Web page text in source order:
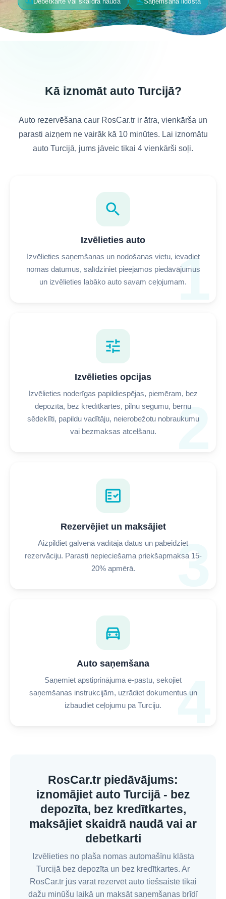
Kā iznomāt auto Turcijā?
Auto rezervēšana caur RosCar.tr ir ātra, vienkārša un
parasti aizņem ne vairāk kā 10 minūtes. Lai iznomātu
auto Turcijā, jums jāveic tikai 4 vienkārši soļi.
1
search
Izvēlieties auto
Izvēlieties saņemšanas un nodošanas vietu, ievadiet
nomas datumus, salīdziniet pieejamos piedāvājumus
un izvēlieties labāko auto savam ceļojumam.
2
tune
Izvēlieties opcijas
Izvēlieties noderīgas papildiespējas, piemēram, bez
depozīta, bez kredītkartes, pilnu segumu, bērnu
sēdeklīti, papildu vadītāju, neierobežotu nobraukumu
vai bezmaksas atcelšanu.
3
fact_check
Rezervējiet un maksājiet
Aizpildiet galvenā vadītāja datus un pabeidziet
rezervāciju. Parasti nepieciešama priekšapmaksa 15-
20% apmērā.
4
directions_car
Auto saņemšana
Saņemiet apstiprinājuma e-pastu, sekojiet
saņemšanas instrukcijām, uzrādiet dokumentus un
izbaudiet ceļojumu pa Turciju.
RosCar.tr piedāvājums:
iznomājiet auto Turcijā - bez
depozīta, bez kredītkartes,
maksājiet skaidrā naudā vai ar
debetkarti
Izvēlieties no plaša nomas automašīnu klāsta
Turcijā bez depozīta un bez kredītkartes. Ar
RosCar.tr jūs varat rezervēt auto tiešsaistē tikai
dažu minūšu laikā un maksāt saņemšanas brīdī